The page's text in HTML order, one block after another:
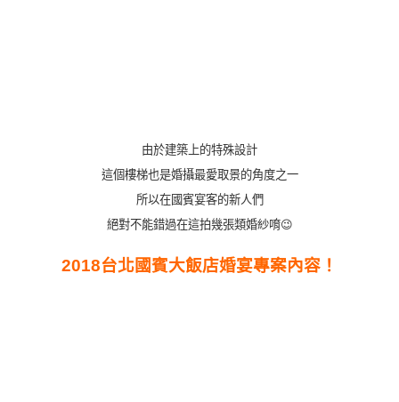
由於建築上的特殊設計
這個樓梯也是婚攝最愛取景的角度之一
所以在國賓宴客的新人們
絕對不能錯過在這拍幾張類婚紗唷😉
2018台北國賓大飯店婚宴專案內容！